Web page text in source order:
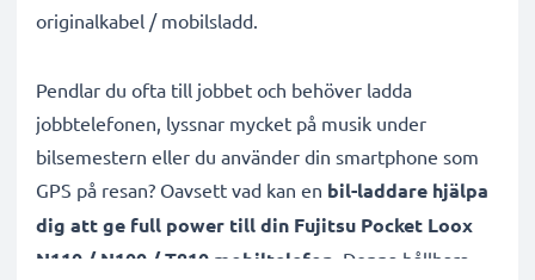
originalkabel / mobilsladd.
Pendlar du ofta till jobbet och behöver ladda
jobbtelefonen, lyssnar mycket på musik under
bilsemestern eller du använder din smartphone som
GPS på resan? Oavsett vad kan en bil-laddare hjälpa
dig att ge full power till din Fujitsu Pocket Loox
N110 / N100 / T810 mobiltelefon . Denna hållbara